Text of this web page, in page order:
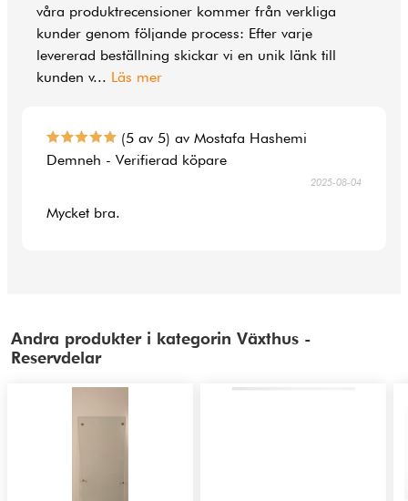
våra produktrecensioner kommer från verkliga
kunder genom följande process: Efter varje
levererad beställning skickar vi en unik länk till
kunden v... Läs mer
(5 av 5) av Mostafa Hashemi
Demneh - Verifierad köpare
2025-08-04
Mycket bra.
Andra produkter i kategorin Växthus -
Reservdelar